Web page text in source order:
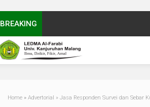
BREAKING
Home » Advertorial » Jasa Responden Survei dan Sebar